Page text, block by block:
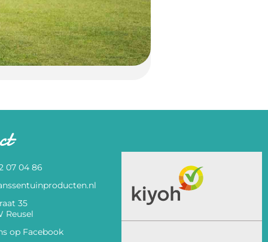
07 04 86
35
Reusel
op Facebook